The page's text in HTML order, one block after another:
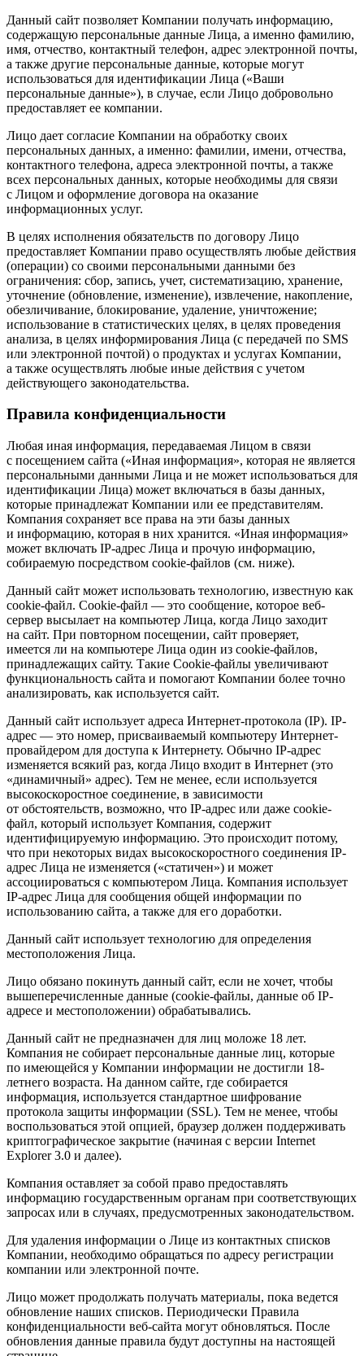
Данный сайт позволяет Компании получать информацию,
содержащую персональные данные Лица, а именно фамилию,
имя, отчество, контактный телефон, адрес электронной почты,
а также другие персональные данные, которые могут
использоваться для идентификации Лица («Ваши
персональные данные»), в случае, если Лицо добровольно
предоставляет ее компании.
Лицо дает согласие Компании на обработку своих
персональных данных, а именно: фамилии, имени, отчества,
контактного телефона, адреса электронной почты, а также
всех персональных данных, которые необходимы для связи
с Лицом и оформление договора на оказание
информационных услуг.
В целях исполнения обязательств по договору Лицо
предоставляет Компании право осуществлять любые действия
(операции) со своими персональными данными без
ограничения: сбор, запись, учет, систематизацию, хранение,
уточнение (обновление, изменение), извлечение, накопление,
обезличивание, блокирование, удаление, уничтожение;
использование в статистических целях, в целях проведения
анализа, в целях информирования Лица (с передачей по SMS
или электронной почтой) о продуктах и услугах Компании,
а также осуществлять любые иные действия с учетом
действующего законодательства.
Правила конфиденциальности
Любая иная информация, передаваемая Лицом в связи
с посещением сайта («Иная информация», которая не является
персональными данными Лица и не может использоваться для
идентификации Лица) может включаться в базы данных,
которые принадлежат Компании или ее представителям.
Компания сохраняет все права на эти базы данных
и информацию, которая в них хранится. «Иная информация»
может включать IP-адрес Лица и прочую информацию,
собираемую посредством cookie-файлов (см. ниже).
Данный сайт может использовать технологию, известную как
cookie-файл. Сookie-файл — это сообщение, которое веб-
сервер высылает на компьютер Лица, когда Лицо заходит
на сайт. При повторном посещении, сайт проверяет,
имеется ли на компьютере Лица один из сookie-файлов,
принадлежащих сайту. Такие Cookie-файлы увеличивают
функциональность сайта и помогают Компании более точно
анализировать, как используется сайт.
Данный сайт использует адреса Интернет-протокола (IP). IP-
адрес — это номер, присваиваемый компьютеру Интернет-
провайдером для доступа к Интернету. Обычно IP-адрес
изменяется всякий раз, когда Лицо входит в Интернет (это
«динамичный» адрес). Тем не менее, если используется
высокоскоростное соединение, в зависимости
от обстоятельств, возможно, что IP-адрес или даже cookie-
файл, который использует Компания, содержит
идентифицируемую информацию. Это происходит потому,
что при некоторых видах высокоскоростного соединения IP-
адрес Лица не изменяется («статичен») и может
ассоциироваться с компьютером Лица. Компания использует
IP-адрес Лица для сообщения общей информации по
использованию сайта, а также для его доработки.
Данный сайт использует технологию для определения
местоположения Лица.
Лицо обязано покинуть данный сайт, если не хочет, чтобы
вышеперечисленные данные (cookie-файлы, данные об IP-
адресе и местоположении) обрабатывались.
Данный сайт не предназначен для лиц моложе 18 лет.
Компания не собирает персональные данные лиц, которые
по имеющейся у Компании информации не достигли 18-
летнего возраста. На данном сайте, где собирается
информация, используется стандартное шифрование
протокола защиты информации (SSL). Тем не менее, чтобы
воспользоваться этой опцией, браузер должен поддерживать
криптографическое закрытие (начиная с версии Internet
Explorer 3.0 и далее).
Компания оставляет за собой право предоставлять
информацию государственным органам при соответствующих
запросах или в случаях, предусмотренных законодательством.
Для удаления информации о Лице из контактных списков
Компании, необходимо обращаться по адресу регистрации
компании или электронной почте.
Лицо может продолжать получать материалы, пока ведется
обновление наших списков. Периодически Правила
конфиденциальности веб-сайта могут обновляться. После
обновления данные правила будут доступны на настоящей